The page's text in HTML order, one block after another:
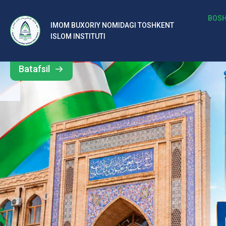
IMOM BUXORIY NOMIDAGI TOSHKENT
ISLOM INSTITUTI
b
al
ar
o‘
rt
a
si
d
Barcha
yangiliklar
Batafsil